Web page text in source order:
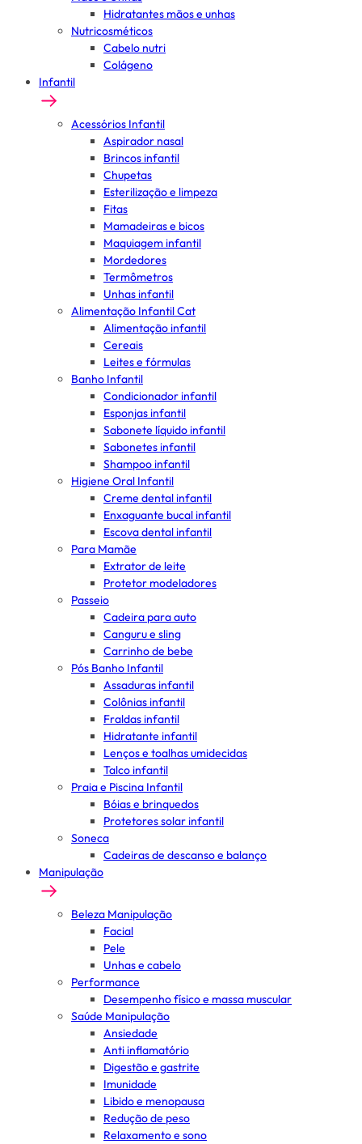
Hidratantes mãos e unhas
Nutricosméticos
Cabelo nutri
Colágeno
Infantil
Acessórios Infantil
Aspirador nasal
Brincos infantil
Chupetas
Esterilização e limpeza
Fitas
Mamadeiras e bicos
Maquiagem infantil
Mordedores
Termômetros
Unhas infantil
Alimentação Infantil Cat
Alimentação infantil
Cereais
Leites e fórmulas
Banho Infantil
Condicionador infantil
Esponjas infantil
Sabonete líquido infantil
Sabonetes infantil
Shampoo infantil
Higiene Oral Infantil
Creme dental infantil
Enxaguante bucal infantil
Escova dental infantil
Para Mamãe
Extrator de leite
Protetor modeladores
Passeio
Cadeira para auto
Canguru e sling
Carrinho de bebe
Pós Banho Infantil
Assaduras infantil
Colônias infantil
Fraldas infantil
Hidratante infantil
Lenços e toalhas umidecidas
Talco infantil
Praia e Piscina Infantil
Bóias e brinquedos
Protetores solar infantil
Soneca
Cadeiras de descanso e balanço
Manipulação
Beleza Manipulação
Facial
Pele
Unhas e cabelo
Performance
Desempenho físico e massa muscular
Saúde Manipulação
Ansiedade
Anti inflamatório
Digestão e gastrite
Imunidade
Libido e menopausa
Redução de peso
Relaxamento e sono